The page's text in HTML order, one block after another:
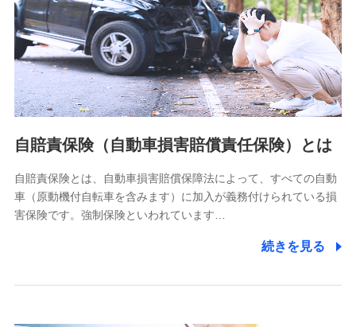
株式会社ドコモ・インシュアランス 営業部長
〒103-0013 東京都中央区日本橋人形町2-14-10 アーバン
ネット日本橋ビル 3F
株式会社ドコモ・インシュアランス
個人情報の第三者提供について
除き、第三者に提供いたしません。
業務の委託
当社は利用目的の達成に必要な範囲内において個人情報の取
自賠責保険（自動車損害賠償責任保険）とは
自賠責保険とは、自動車損害賠償保障法によって、すべての自動
車（原動機付自転車を含みます）に加入が義務付けられている損
害保険です。強制保険といわれています…
続きを見る